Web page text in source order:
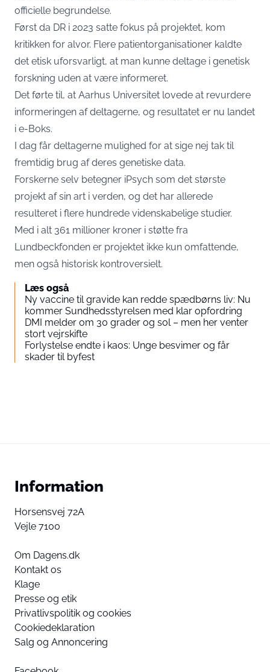
officielle begrundelse.
Først da DR i 2023 satte fokus på projektet, kom
kritikken for alvor. Flere patientorganisationer kaldte
det etisk uforsvarligt, at man kunne deltage i genetisk
forskning uden at være informeret.
Det førte til, at Aarhus Universitet lovede at revurdere
informeringen af deltagerne, og resultatet er nu landet
i e-Boks.
I dag får deltagerne mulighed for at sige nej tak til
fremtidig brug af deres genetiske data.
Forskerne selv betegner iPsych som det største
projekt af sin art i verden, og det har allerede
resulteret i flere hundrede videnskabelige studier.
Med i alt 361 millioner kroner i støtte fra
Lundbeckfonden er projektet ikke kun omfattende,
men også historisk kontroversielt.
Læs også
Ny vaccine til gravide kan redde spædbørns liv: Nu
kommer Sundhedsstyrelsen med klar opfordring
DMI melder om 30 grader og sol – men her venter
stort vejrskifte
Forlystelse endte i kaos: Unge besvimer og får
skader til byfest
Information
Horsensvej 72A
Vejle 7100
Om Dagens.dk
Kontakt os
Klage
Presse og etik
Privatlivspolitik og cookies
Cookiedeklaration
Salg og Annoncering